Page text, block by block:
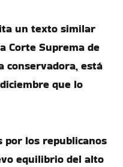
un texto similar
Corte Suprema de
conservadora, está
que lo
por los republicanos
equilibrio del alto